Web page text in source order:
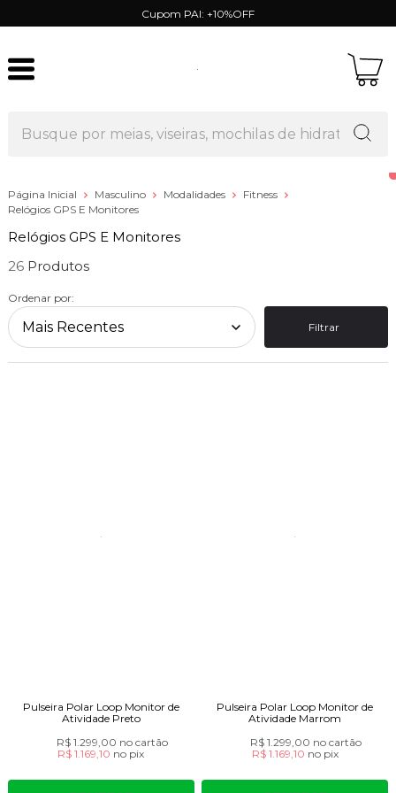
Cupom PAI: +10%OFF
Página Inicial Masculino Modalidades
Fitness
Relógios GPS E Monitores
Relógios GPS E Monitores
26
Ordenar por:
Filtrar
Pulseira Polar Loop Monitor de
Atividade Preto
R$ 1.299,00 no cartão
R$ 1.169,10 no pix
Pulseira Polar Loop Monitor de
Atividade Marrom
R$ 1.299,00 no cartão
R$ 1.169,10 no pix